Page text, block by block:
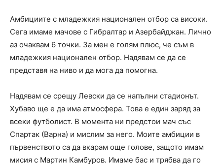
Амбициите с младежкия национален отбор са високи.
Сега имаме мачове с Гибралтар и Азербайджан. Лично
аз очаквам 6 точки. За мен е голям плюс, че съм в
младежкия национален отбор. Надявам се да се
представя на ниво и да мога да помогна.
Надявам се срещу Левски да се напълни стадионът.
Хубаво ще е да има атмосфера. Това е един заряд за
всеки футболист. В момента ни предстои мач със
Спартак (Варна) и мислим за него. Моите амбиции в
първенството са да вкарам още голове, защото имам
мисия с Мартин Камбуров. Имаме бас и трябва да го